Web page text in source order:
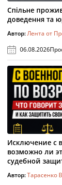
Спільне
доведення та
Автор:Лента от
06.08.2026
Исключение с
возможно ли
судебной
Автор:Тарасенко